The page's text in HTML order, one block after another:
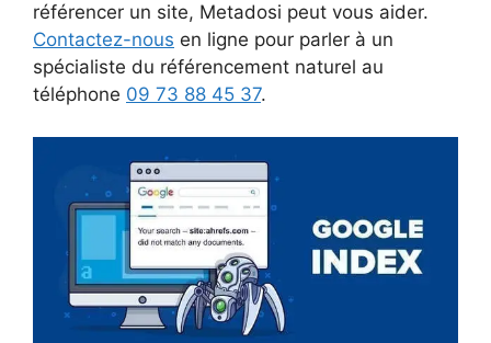
référencer un site, Metadosi peut vous aider.
Contactez-nous en ligne pour parler à un
spécialiste du référencement naturel au
téléphone 09 73 88 45 37.